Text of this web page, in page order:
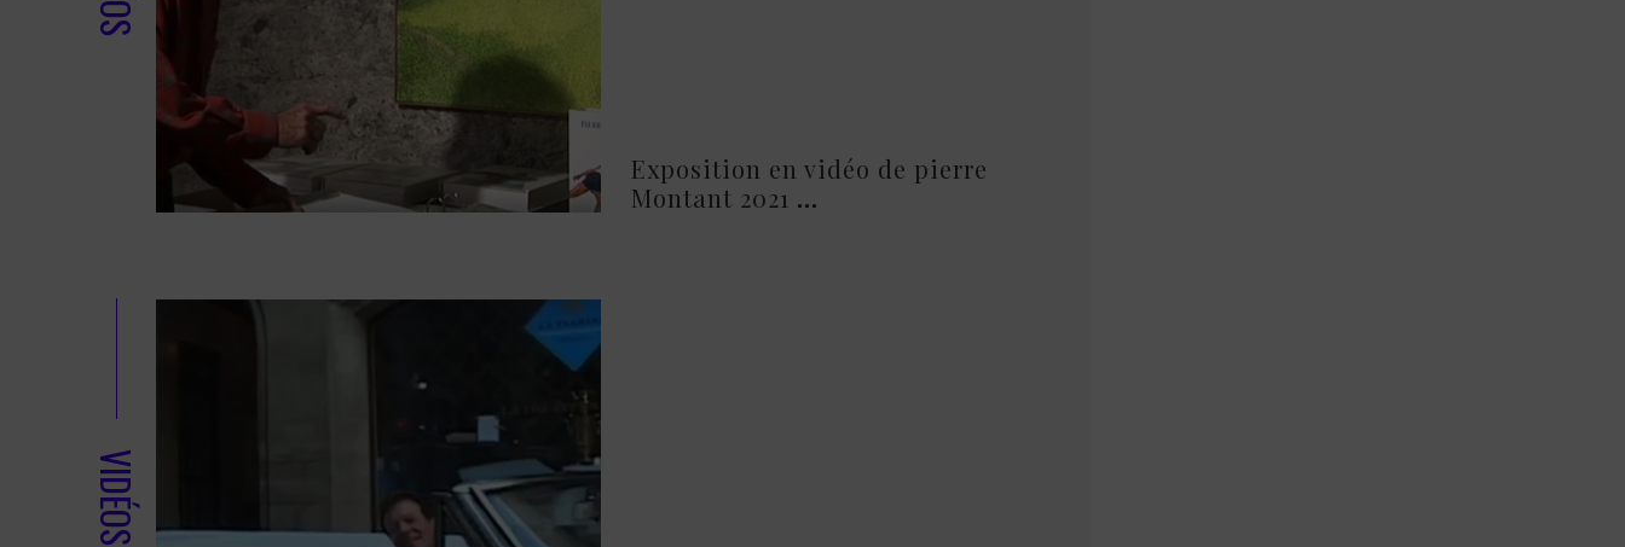
Exposition en vidéo de pierre
Montant 2021
VIDÉOS